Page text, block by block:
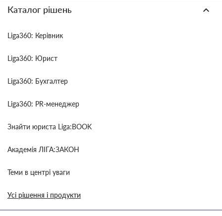
Каталог рішень
Liga360: Керівник
Liga360: Юрист
Liga360: Бухгалтер
Liga360: PR-менеджер
Знайти юриста Liga:BOOK
Академія ЛІГА:ЗАКОН
Теми в центрі уваги
Усі рішення і продукти